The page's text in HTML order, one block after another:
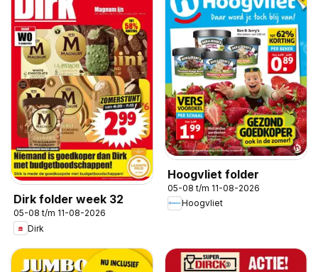
Dirk folder week 32
05-08 t/m 11-08-2026
Dirk
Hoogvliet folder
05-08 t/m 11-08-2026
Hoogvliet